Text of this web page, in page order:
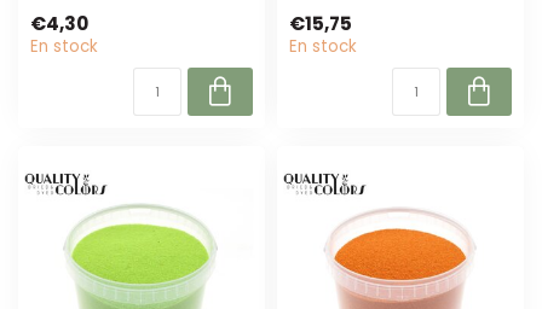
€4,30
En stock
fleuris...
€15,75
En stock